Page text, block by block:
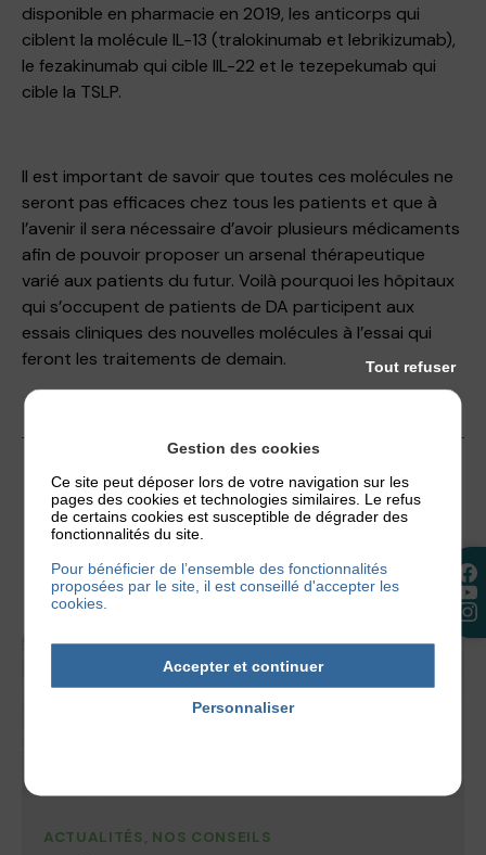
disponible en pharmacie en 2019, les anticorps qui
ciblent la molécule IL-13 (tralokinumab et lebrikizumab),
le fezakinumab qui cible lIL-22 et le tezepekumab qui
cible la TSLP.
Il est important de savoir que toutes ces molécules ne
seront pas efficaces chez tous les patients et que à
l’avenir il sera nécessaire d’avoir plusieurs médicaments
afin de pouvoir proposer un arsenal thérapeutique
varié aux patients du futur. Voilà pourquoi les hôpitaux
qui s’occupent de patients de DA participent aux
essais cliniques des nouvelles molécules à l’essai qui
feront les traitements de demain.
19 novembre 2019
ACTUALITÉS, NOS CONSEILS
Gestion des cookies
Ce site peut déposer lors de votre navigation sur les
pages des cookies et technologies similaires. Le refus
de certains cookies est susceptible de dégrader des
fonctionnalités du site.
Pour bénéficier de l’ensemble des fonctionnalités
proposées par le site, il est conseillé d'accepter les
cookies.
Accepter et continuer
Tout refuser
Personnaliser